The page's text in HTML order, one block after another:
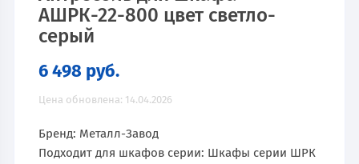
АШРК-22-800 цвет светло-
серый
6 498 руб.
Цена обновлена: 14.04.2026
Бренд: Металл-Завод
Подходит для шкафов серии: Шкафы серии ШРК